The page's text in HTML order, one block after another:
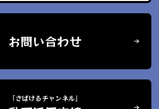
お問い合わせ
「さばけるチャンネル」